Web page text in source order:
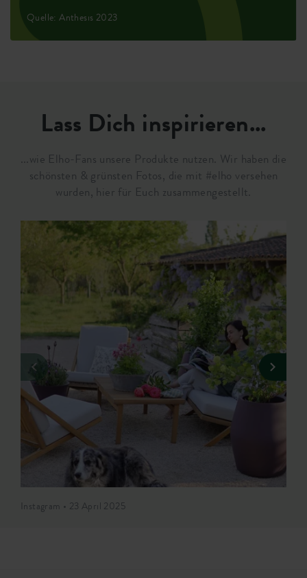
Quelle: Anthesis 2023
Lass Dich inspirieren...
...wie Elho-Fans unsere Produkte nutzen. Wir haben die
schönsten & grünsten Fotos, die mit #elho versehen
wurden, hier für Euch zusammengestellt.
Instagram • 23 April 2025